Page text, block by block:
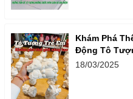
Khám Phá
Động Tô
18/03/2025